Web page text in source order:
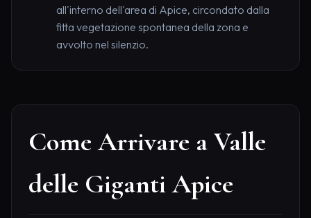
all'interno dell'area di Apice, circondato dalla
fitta vegetazione spontanea della zona e
avvolto nel silenzio.
Come Arrivare a Valle
delle Giganti Apice